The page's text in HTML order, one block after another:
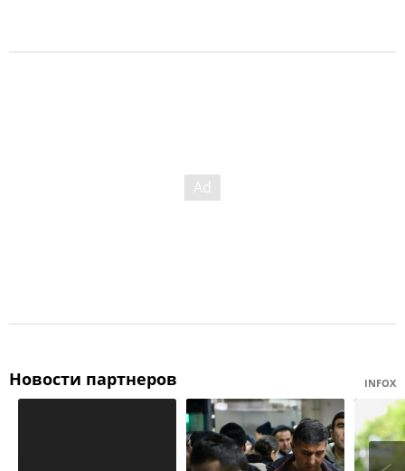
Новости партнеров INFOX